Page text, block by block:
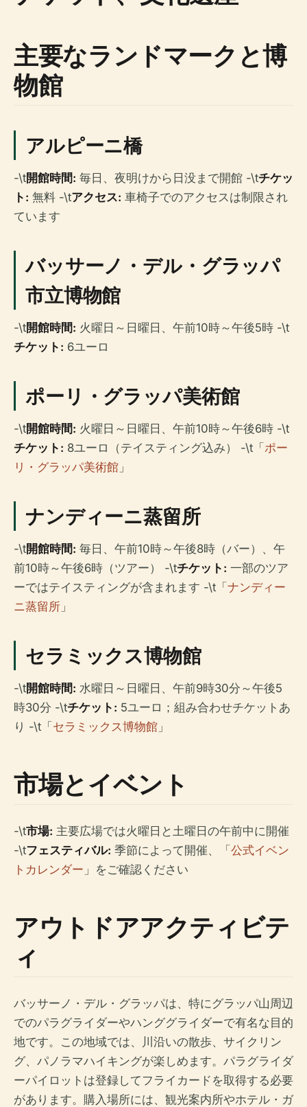
主要なランドマークと博
物館
アルピーニ橋
-\t開館時間: 毎日、夜明けから日没まで開館 -\tチケッ
ト: 無料 -\tアクセス: 車椅子でのアクセスは制限され
ています
バッサーノ・デル・グラッパ
市立博物館
-\t開館時間: 火曜日～日曜日、午前10時～午後5時 -\t
チケット: 6ユーロ
ポーリ・グラッパ美術館
-\t開館時間: 火曜日～日曜日、午前10時～午後6時 -\t
チケット: 8ユーロ（テイスティング込み） -\t「 ポー
リ・グラッパ美術館 」
ナンディーニ蒸留所
-\t開館時間: 毎日、午前10時～午後8時（バー）、午
前10時～午後6時（ツアー） -\tチケット: 一部のツア
ーではテイスティングが含まれます -\t「 ナンディー
ニ蒸留所 」
セラミックス博物館
-\t開館時間: 水曜日～日曜日、午前9時30分～午後5
時30分 -\tチケット: 5ユーロ；組み合わせチケットあ
り -\t「 セラミックス博物館 」
市場とイベント
-\t市場: 主要広場では火曜日と土曜日の午前中に開催
-\tフェスティバル: 季節によって開催、「 公式イベン
トカレンダー 」をご確認ください
アウトドアアクティビテ
ィ
バッサーノ・デル・グラッパは、特にグラッパ山周辺
でのパラグライダーやハンググライダーで有名な目的
地です。この地域では、川沿いの散歩、サイクリン
グ、パノラマハイキングが楽しめます。パラグライダ
ーパイロットは登録してフライカードを取得する必要
があります。購入場所には、観光案内所やホテル・ガ